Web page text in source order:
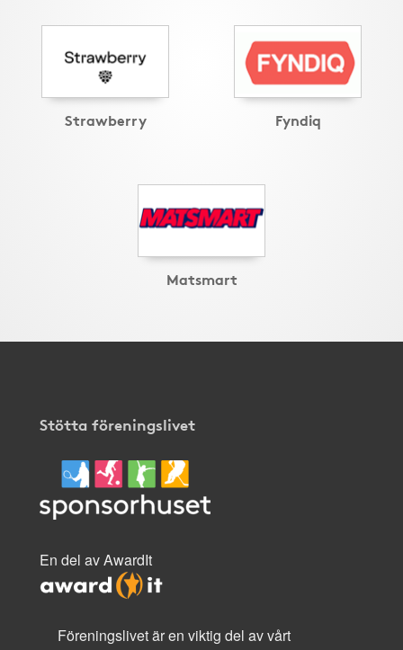
Strawberry Fyndiq
Matsmart
Stötta föreningslivet
En del av AwardIt
Föreningslivet är en viktig del av vårt